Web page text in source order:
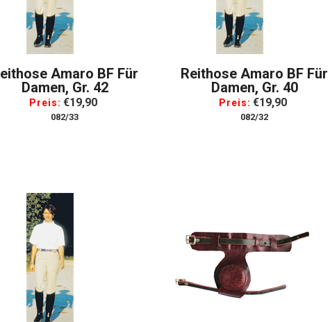
Amaro BF Für
Damen, Gr. 42
Preis: €19,90
082/33
Reithose Amaro BF Für
Damen, Gr. 40
Preis: €19,90
082/32